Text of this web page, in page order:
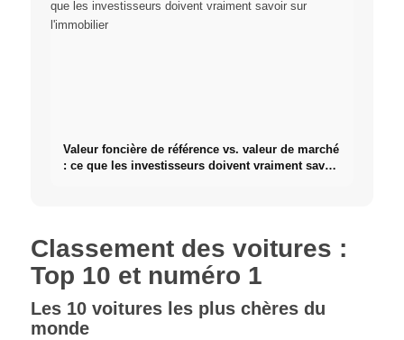
Valeur foncière de référence vs. valeur de marché
: ce que les investisseurs doivent vraiment savoir
Classement des voitures :
Top 10 et numéro 1
Les 10 voitures les plus chères du
monde